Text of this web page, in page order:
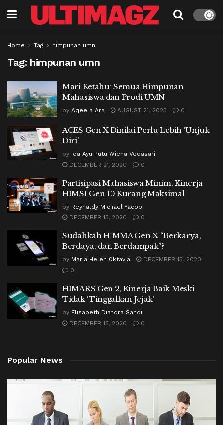
Home Tag himpunan umn
Tag: himpunan umn
Mari Ketahui Semua Himpunan
Mahasiswa dan Prodi UMN
by Aqeela Ara AUGUST 21, 2023 0
ACES Gen X Dinilai Perlu Lebih ‘Unjuk
Diri’
by Ida Ayu Putu Wiena Vedasari
DECEMBER 21, 2020
0
Partisipasi Mahasiswa Minim, Kinerja
HIMSI Gen 10 Kurang Maksimal
by Reynaldy Michael Yacob
DECEMBER 15, 2020
0
Sudahkah HIMMA Gen X “Berkarya,
Berdaya, dan Berdampak”?
by Maria Helen Oktavia
DECEMBER 15, 2020
0
HIMARS Gen 2, Kinerja Baik Meski
Tidak ‘Tinggalkan Jejak’
by Elisabeth Diandra Sandi
DECEMBER 15, 2020
0
Popular News